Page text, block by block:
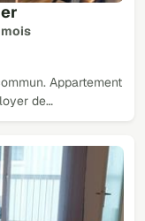
Appartement
de…